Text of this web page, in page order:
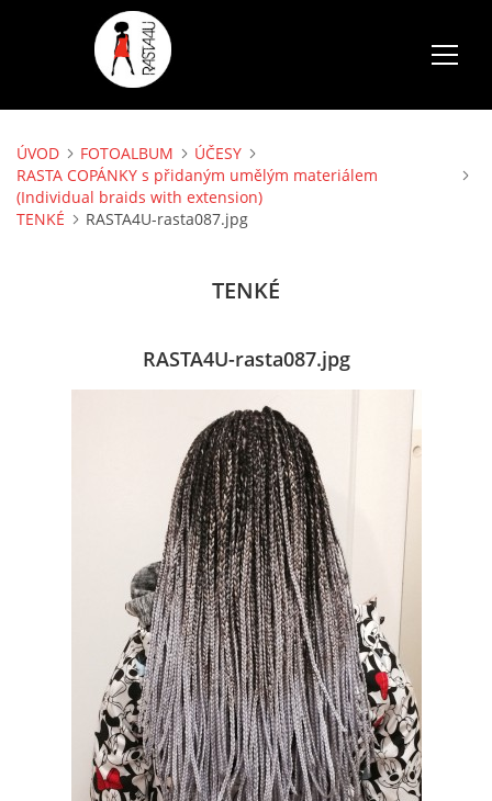
ÚVOD
SLUŽBY
MÍŠA
(pište, nevolejte)
+420 607875420
(pište, nevolejte)
RASTA4U@SEZNAM.CZ
PLETU NA PRAZE 8
ÚVOD FOTOALBUM
ÚČESY
RASTA COPÁNKY s přidaným umělým materiálem
(Individual braids with extension)
TENKÉ
RASTA4U-rasta087.jpg
TENKÉ
RASTA4U-rasta087.jpg